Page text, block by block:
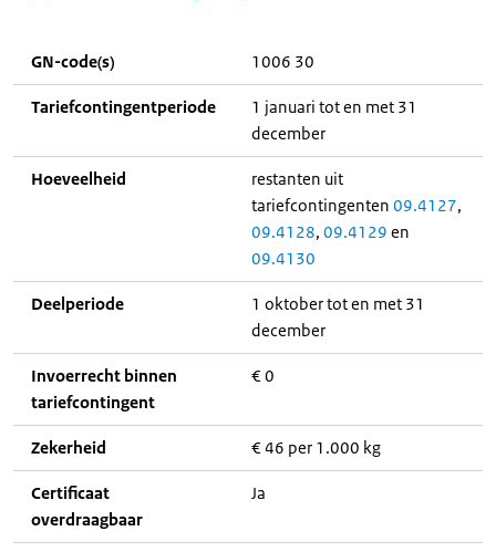
GN-code(s) 1006 30
Tariefcontingentperiode
1 januari tot en met 31
december
Hoeveelheid
restanten uit
tariefcontingenten 09.4127,
09.4128, 09.4129 en
09.4130
Deelperiode
1 oktober tot en met 31
december
Invoerrecht binnen
tariefcontingent
€ 0
Zekerheid € 46 per 1.000 kg
Certificaat
overdraagbaar
Ja